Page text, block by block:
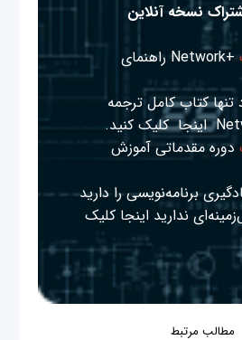
نسخه آنلاین
+Network راهنمای
تنها کتاب کامل ترجمه
اینجا کلیک کنید.
دوره مقدماتی آموزش
برنامه‌نویسی را دارید
نداریداینجا کلیک
مطالب مرتبط